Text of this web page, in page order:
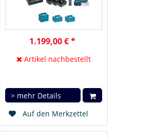
1.199,00 € *
Artikel nachbestellt
> mehr Details
Auf den Merkzettel